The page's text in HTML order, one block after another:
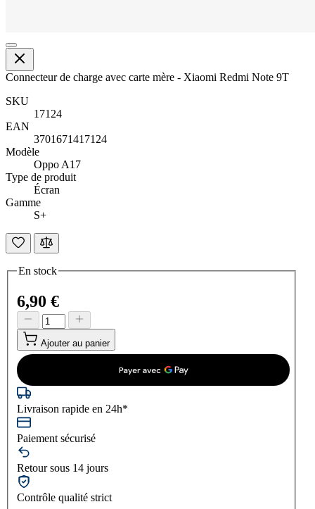
Connecteur de charge avec carte mère - Xiaomi Redmi Note 9T
SKU
17124
EAN
3701671417124
Modèle
Oppo A17
Type de produit
Écran
Gamme
S+
En stock
6,90 €
Ajouter au panier
Livraison rapide en 24h*
Paiement sécurisé
Retour sous 14 jours
Contrôle qualité strict